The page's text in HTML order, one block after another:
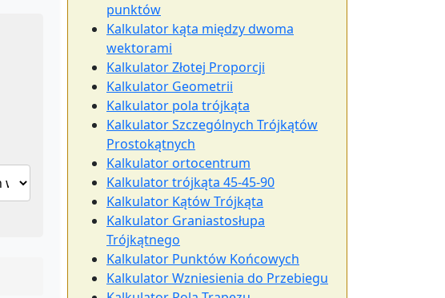
punktów
Kalkulator kąta między dwoma
wektorami
Kalkulator Złotej Proporcji
Kalkulator Geometrii
Kalkulator pola trójkąta
Kalkulator Szczególnych Trójkątów
Prostokątnych
Kalkulator ortocentrum
Kalkulator trójkąta 45-45-90
Kalkulator Kątów Trójkąta
Kalkulator Graniastosłupa
Trójkątnego
Kalkulator Punktów Końcowych
Kalkulator Wzniesienia do Przebiegu